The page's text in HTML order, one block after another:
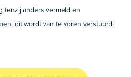
tenzij anders vermeld en
dit wordt van te voren verstuurd.